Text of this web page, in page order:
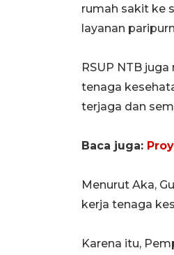
rumah sakit ke
layanan
RSUP NTB
tenaga
terjaga dan
Baca juga:
Menurut Aka,
kerja tenaga
Karena itu,